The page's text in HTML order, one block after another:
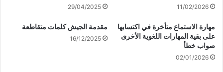
11/02/2026
29/04/2025
مهارة الاستماع متأخرة في اكتسابها
على بقية المهارات اللغوية الأخرى
صواب خطأ
02/01/2026
مقدمة الجيش كلمات متقاطعة
16/12/2025